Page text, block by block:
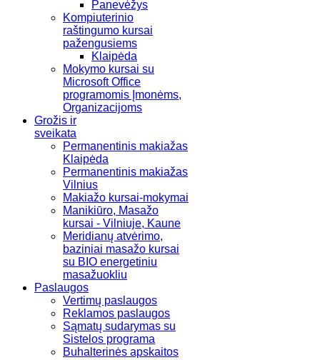
Panevėžys
Kompiuterinio
raštingumo kursai
pažengusiems
Klaipėda
Mokymo kursai su
Microsoft Office
programomis Įmonėms,
Organizacijoms
Grožis ir
sveikata
Permanentinis makiažas
Klaipėda
Permanentinis makiažas
Vilnius
Makiažo kursai-mokymai
Manikiūro, Masažo
kursai - Vilniuje, Kaune
Meridianų atvėrimo,
baziniai masažo kursai
su BIO energetiniu
masažuokliu
Paslaugos
Vertimų paslaugos
Reklamos paslaugos
Sąmatų sudarymas su
Sistelos programa
Buhalterinės apskaitos